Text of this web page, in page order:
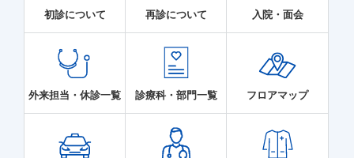
初診について 再診について 入院・面会
外来担当・休診一覧 診療科・部門一覧 フロアマップ